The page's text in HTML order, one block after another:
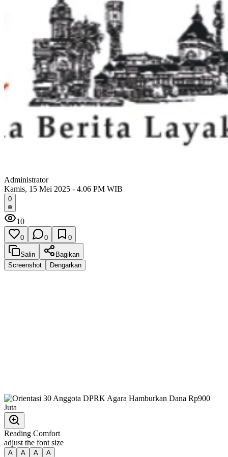
Administrator
Kamis, 15 Mei 2025 - 4.06 PM WIB
0
10
0 0 0
Salin
Bagikan
Screenshot
Dengarkan
Reading Comfort
adjust the font size
A A A A